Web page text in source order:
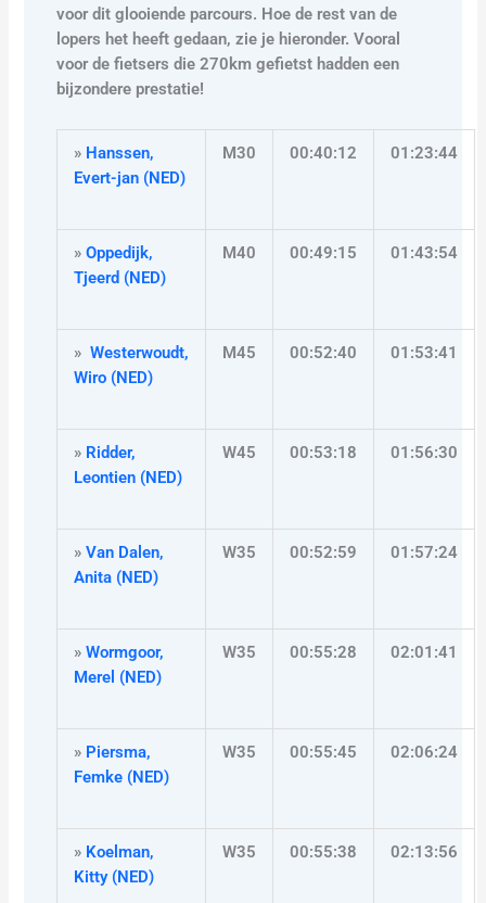
voor dit glooiende parcours. Hoe de rest van de
lopers het heeft gedaan, zie je hieronder. Vooral
voor de fietsers die 270km gefietst hadden een
bijzondere prestatie!
» Hanssen,
Evert-jan (NED)
M30 00:40:12 01:23:44
»Oppedijk,
Tjeerd (NED)
M40 00:49:15 01:43:54
» Westerwoudt,
Wiro (NED)
M45 00:52:40 01:53:41
» Ridder,
Leontien (NED)
W45 00:53:18 01:56:30
»Van Dalen,
Anita (NED)
W35 00:52:59 01:57:24
»Wormgoor,
Merel (NED)
W35 00:55:28 02:01:41
» Piersma,
Femke (NED)
W35 00:55:45 02:06:24
» Koelman,
Kitty (NED)
W35 00:55:38 02:13:56